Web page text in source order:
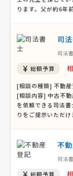
[相談内容] 母の死
士の先生を探して
司
司法
総額予算
[相談の種類] 不動
[相談内容] 中古不
を依頼できる司法
不
司法